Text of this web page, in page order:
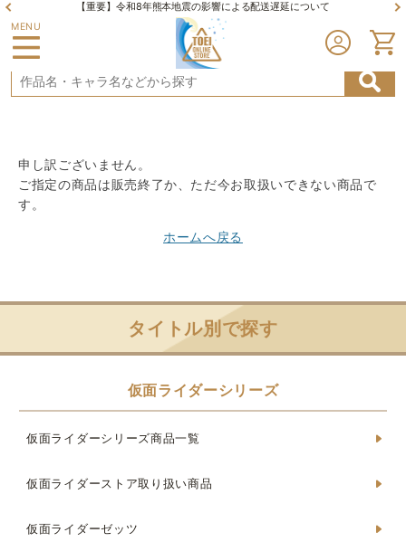
【重要】令和8年熊本地震の影響による配送遅延について
MENU
申し訳ございません。
ご指定の商品は販売終了か、ただ今お取扱いできない商品で
す。
ホームへ戻る
タイトル別で探す
仮面ライダーシリーズ
仮面ライダーシリーズ商品一覧
仮面ライダーストア取り扱い商品
仮面ライダーゼッツ